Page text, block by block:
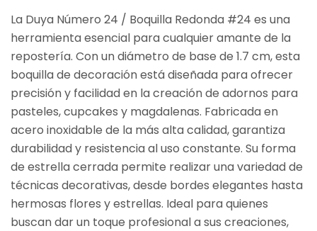
La Duya Número 24 / Boquilla Redonda #24 es una
herramienta esencial para cualquier amante de la
repostería. Con un diámetro de base de 1.7 cm, esta
boquilla de decoración está diseñada para ofrecer
precisión y facilidad en la creación de adornos para
pasteles, cupcakes y magdalenas. Fabricada en
acero inoxidable de la más alta calidad, garantiza
durabilidad y resistencia al uso constante. Su forma
de estrella cerrada permite realizar una variedad de
técnicas decorativas, desde bordes elegantes hasta
hermosas flores y estrellas. Ideal para quienes
buscan dar un toque profesional a sus creaciones,